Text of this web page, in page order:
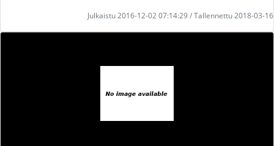
Julkaistu 2016-12-02 07:14:29 / Tallennettu 2018-03-16